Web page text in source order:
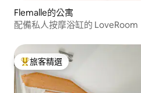
Flemalle的公寓
配備私人按摩浴缸的 LoveRoom
旅客精選榜首
旅客精選